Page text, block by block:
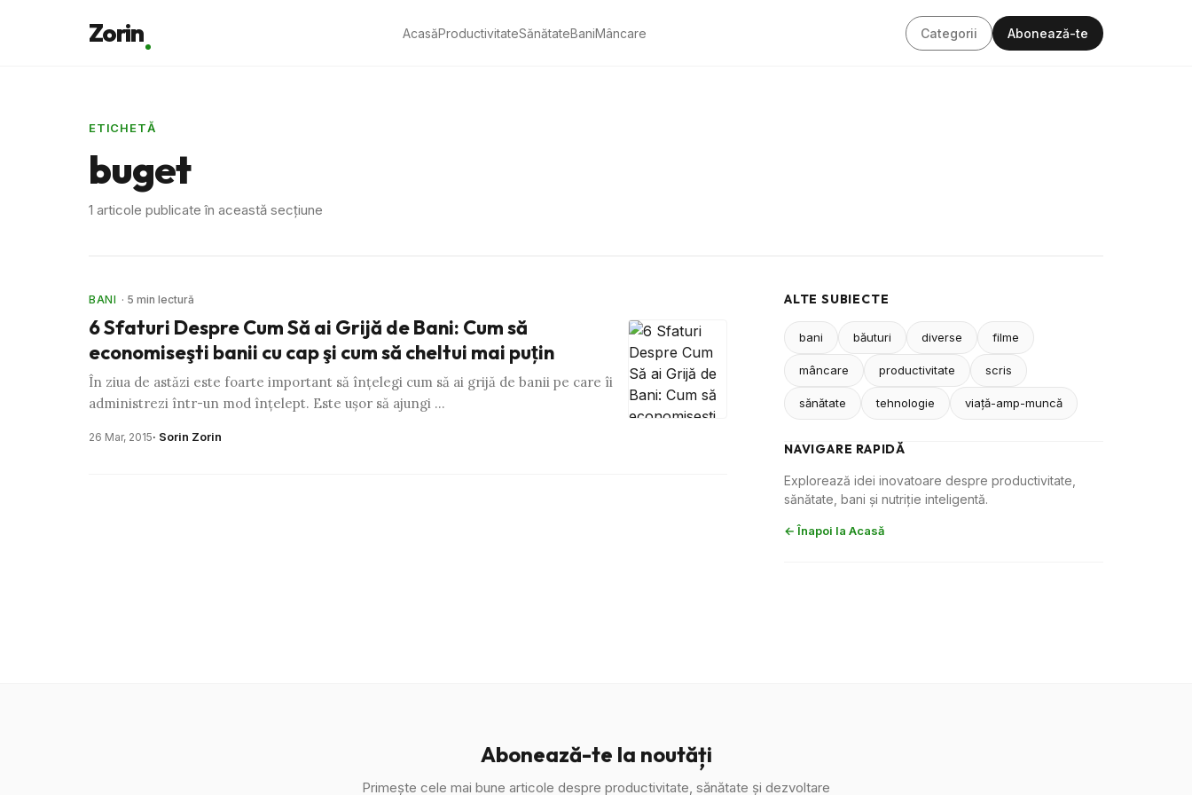
Zorin AcasăProductivitateSănătateBaniMâncare Categorii Abonează-te
ETICHETĂ
buget
1 articole publicate în această secțiune
BANI · 5 min lectură
6 Sfaturi Despre Cum Să ai Grijă de Bani: Cum să
economiseşti banii cu cap şi cum să cheltui mai puţin
În ziua de astăzi este foarte important să înţelegi cum să ai grijă de banii pe care îi
administrezi într-un mod înţelept. Este uşor să ajungi …
26 Mar, 2015· Sorin Zorin
ALTE SUBIECTE
bani băuturi diverse filme
mâncare productivitate scris
sănătate tehnologie viaţă-amp-muncă
NAVIGARE RAPIDĂ
Explorează idei inovatoare despre productivitate,
sănătate, bani și nutriție inteligentă.
← Înapoi la Acasă
Abonează-te la noutăți
Primește cele mai bune articole despre productivitate, sănătate și dezvoltare